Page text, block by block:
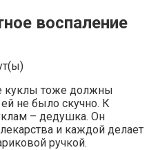
воспаление
куклы тоже должны
не было скучно. К
– дедушка. Он
и каждой делает
ручкой.